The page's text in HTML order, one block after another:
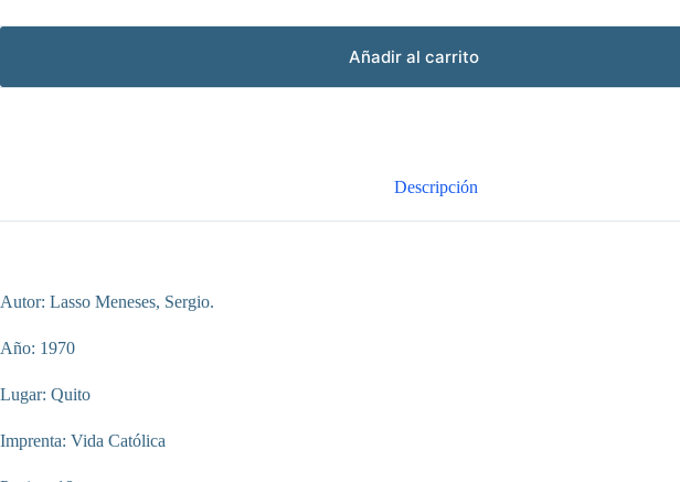
Añadir al carrito
Descripción
Autor: Lasso Meneses, Sergio.
Año: 1970
Lugar: Quito
Imprenta: Vida Católica